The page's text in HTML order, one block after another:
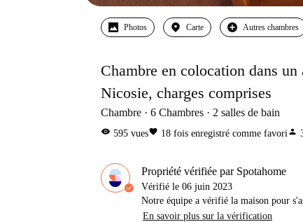
Photos Carte Autres chambres
Chambre en colocation dans
Nicosie, charges comprises
Chambre 6 Chambres 2 salles de bain
visibility 595 vuesfavorite 18 fois enregistré comme favoriperson
Propriété vérifiée par Spotahome
Vérifié le 06 juin 2023
Notre équipe a vérifié la maison pour
En savoir plus sur la vérification